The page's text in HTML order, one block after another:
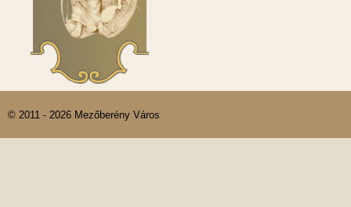
© 2011 - 2026 Mezőberény Város